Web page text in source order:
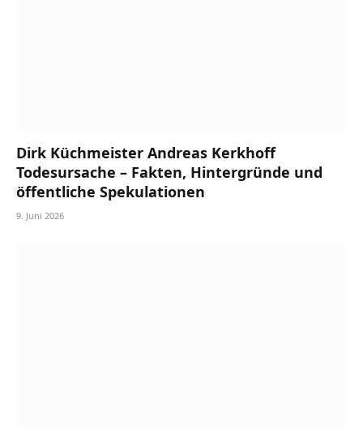
Dirk Küchmeister Andreas Kerkhoff
Todesursache – Fakten, Hintergründe und
öffentliche Spekulationen
9. Juni 2026